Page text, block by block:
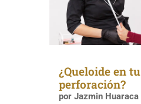
¿Queloide en tu
perforación?
por Jazmin Huaraca